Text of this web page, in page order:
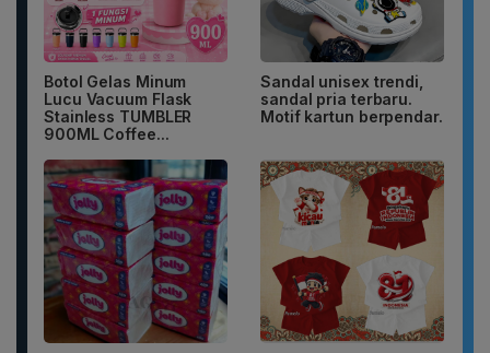
Botol Gelas Minum
Lucu Vacuum Flask
Stainless TUMBLER
900ML Coffee...
Sandal unisex trendi,
sandal pria terbaru.
Motif kartun berpendar.